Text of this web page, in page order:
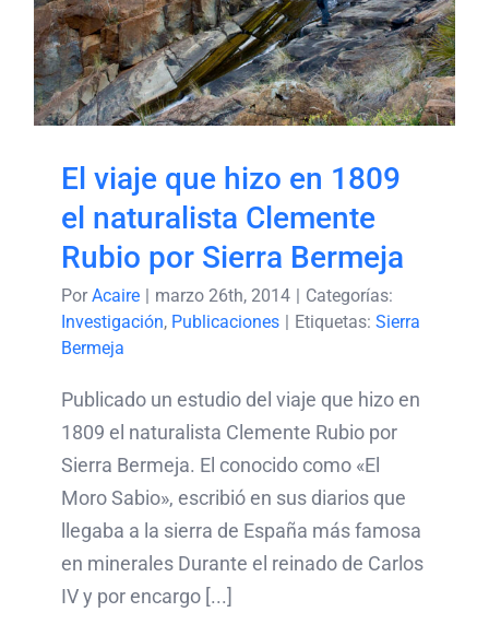
el naturalista Clemente
Rubio por Sierra Bermeja
El viaje que hizo en 1809
el naturalista Clemente
Rubio por Sierra Bermeja
PorAcaire | marzo 26th, 2014 | Categorías:
Investigación, Publicaciones | Etiquetas: Sierra
Bermeja
Publicado un estudio del viaje que hizo en
1809 el naturalista Clemente Rubio por
Sierra Bermeja. El conocido como «El
Moro Sabio», escribió en sus diarios que
llegaba a la sierra de España más famosa
en minerales Durante el reinado de Carlos
IV y por encargo [...]